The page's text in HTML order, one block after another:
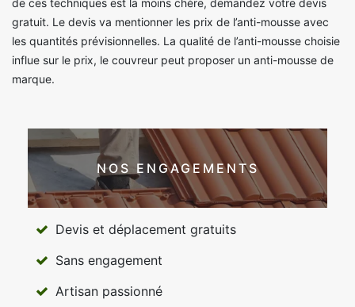
de ces techniques est la moins chère, demandez votre devis
gratuit. Le devis va mentionner les prix de l’anti-mousse avec
les quantités prévisionnelles. La qualité de l’anti-mousse choisie
influe sur le prix, le couvreur peut proposer un anti-mousse de
marque.
NOS ENGAGEMENTS
Devis et déplacement gratuits
Sans engagement
Artisan passionné